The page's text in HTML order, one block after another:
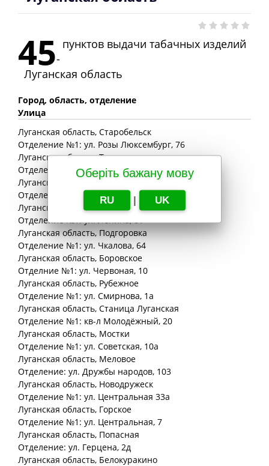
Оберіть бажану мову
RU | UK
45 пунктов выдачи табачных изделий
-
Луганская область
Город, область, отделение
Улица
Луганская область, Старобельск
Отделение №1: ул. Розы Люксембург, 76
Луганскаяобласть, Троицкое
Отделение №1: ул. Парковая (Советская), 22
Луганская
, Марковка
Отделение: ул. Лермонтова, 18
Луганская
область, Нижняя Дуванка
Отделение №1: ул. Ленина, 81
Луганскаяобласть, Подгоровка
Отделение №1: ул. Чкалова, 64
Луганская область, Боровское
Отделние №1: ул. Червоная, 10
Луганская область, Рубежное
Отделение №1: ул. Смирнова, 1а
Луганская область, Станица Луганская
Отделение №1: кв-л Молодёжный, 20
Луганская область, Мостки
Отделение №1: ул. Советская, 10а
Луганская область, Меловое
Отделение: ул. Дружбы народов, 103
Луганская область, Новодружеск
Отделение №1: ул. Центральная 33а
Луганская область, Горское
Отделение №1: ул. Центральная, 7
Луганская область, Попасная
Отделение: ул. Герцена, 2д
Луганская область, Белокуракино